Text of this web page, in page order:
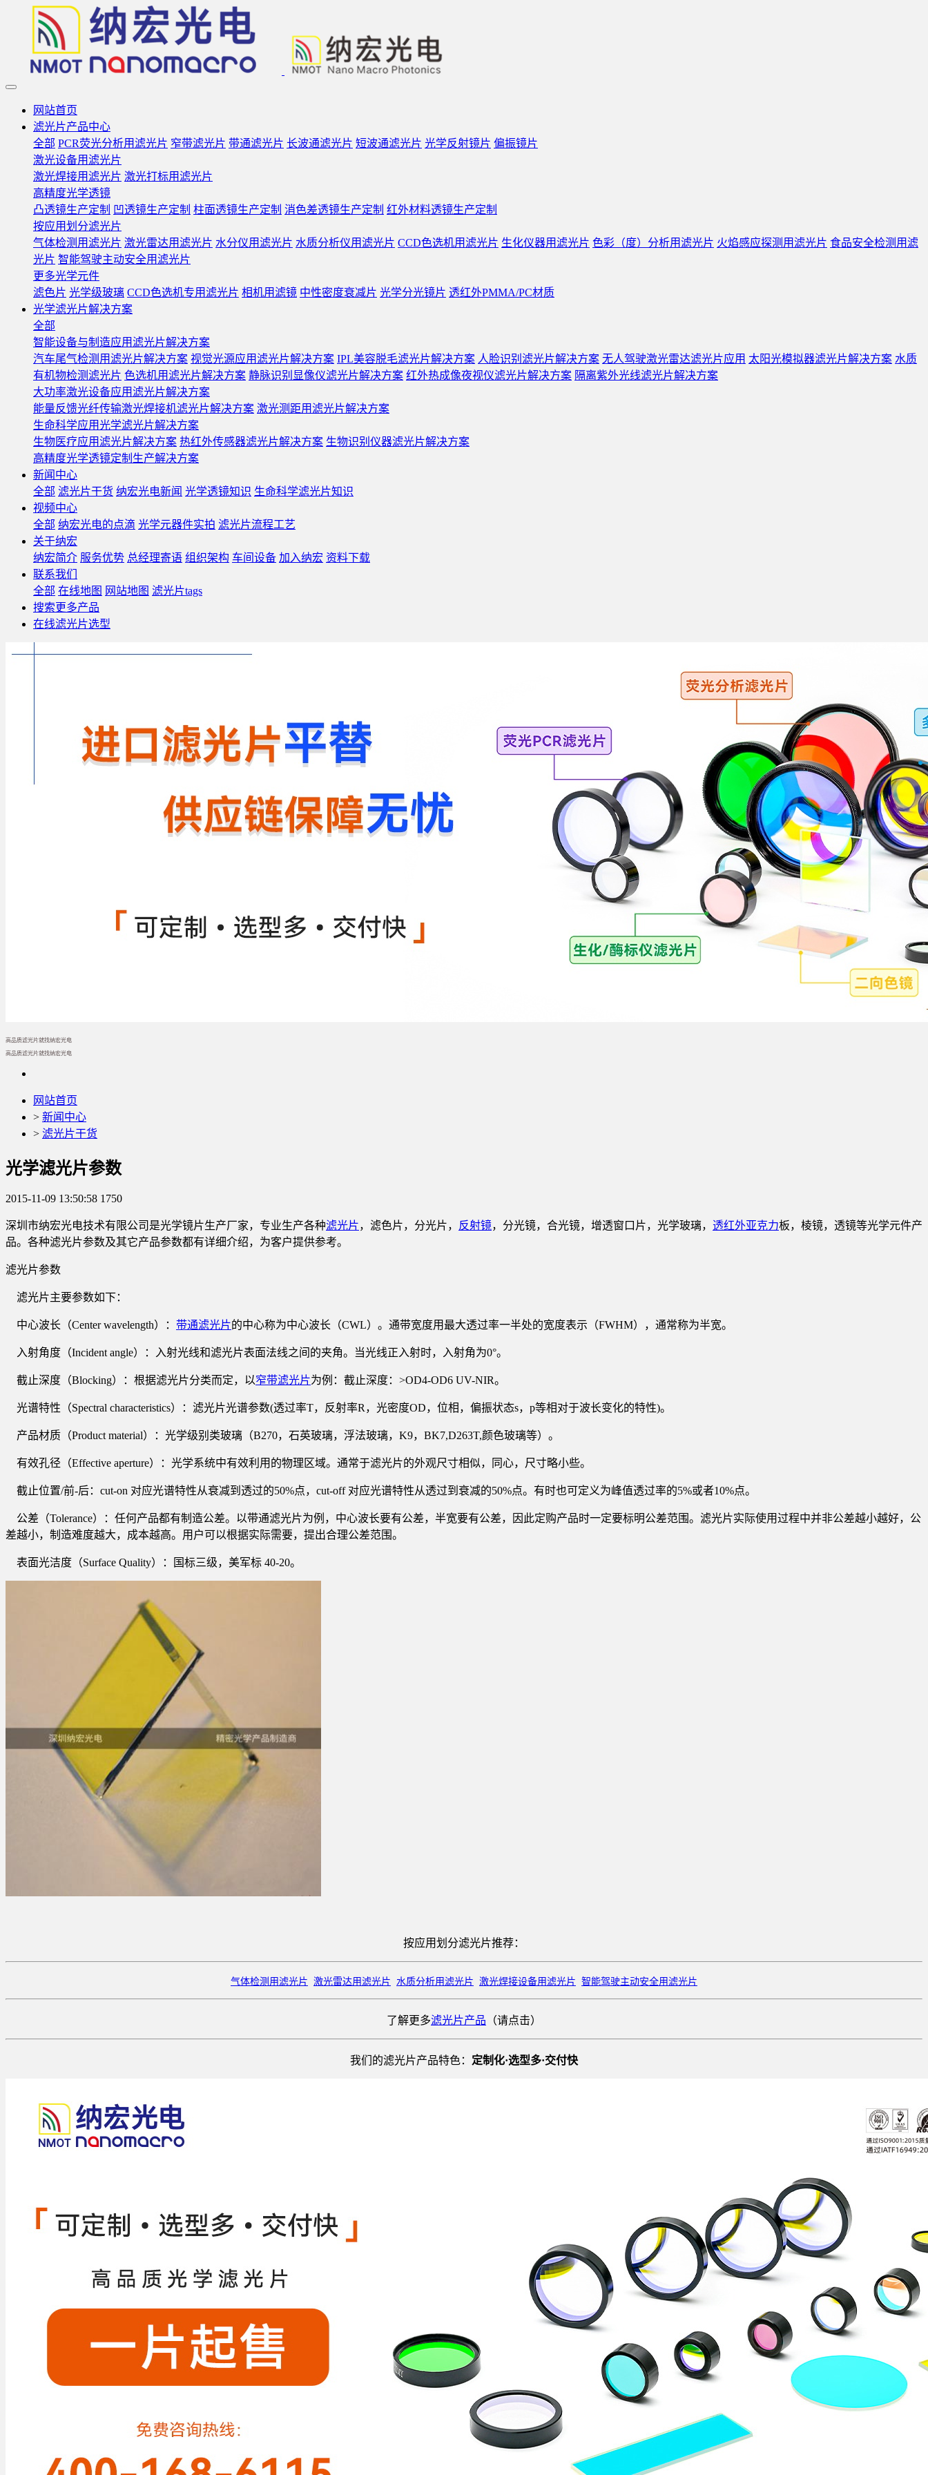
网站首页
滤光片产品中心
全部 PCR荧光分析用滤光片 窄带滤光片 带通滤光片 长波通滤光片 短波通滤光片 光学反射镜片 偏振镜片
激光设备用滤光片
激光焊接用滤光片 激光打标用滤光片
高精度光学透镜
凸透镜生产定制 凹透镜生产定制 柱面透镜生产定制 消色差透镜生产定制 红外材料透镜生产定制
按应用划分滤光片
气体检测用滤光片 激光雷达用滤光片 水分仪用滤光片 水质分析仪用滤光片 CCD色选机用滤光片 生化仪器用滤光片 色彩（度）分析用滤光片 火焰感应探测用滤光片 食品安全检测用滤
光片 智能驾驶主动安全用滤光片
更多光学元件
滤色片 光学级玻璃 CCD色选机专用滤光片 相机用滤镜 中性密度衰减片 光学分光镜片 透红外PMMA/PC材质
光学滤光片解决方案
全部
智能设备与制造应用滤光片解决方案
汽车尾气检测用滤光片解决方案 视觉光源应用滤光片解决方案 IPL美容脱毛滤光片解决方案 人脸识别滤光片解决方案 无人驾驶激光雷达滤光片应用 太阳光模拟器滤光片解决方案 水质
有机物检测滤光片 色选机用滤光片解决方案 静脉识别显像仪滤光片解决方案 红外热成像夜视仪滤光片解决方案 隔离紫外光线滤光片解决方案
大功率激光设备应用滤光片解决方案
能量反馈光纤传输激光焊接机滤光片解决方案 激光测距用滤光片解决方案
生命科学应用光学滤光片解决方案
生物医疗应用滤光片解决方案 热红外传感器滤光片解决方案 生物识别仪器滤光片解决方案
高精度光学透镜定制生产解决方案
新闻中心
全部 滤光片干货 纳宏光电新闻 光学透镜知识 生命科学滤光片知识
视频中心
全部 纳宏光电的点滴 光学元器件实拍 滤光片流程工艺
关于纳宏
纳宏简介 服务优势 总经理寄语 组织架构 车间设备 加入纳宏 资料下载
联系我们
全部 在线地图 网站地图 滤光片tags
搜索更多产品
在线滤光片选型
高品质滤光片就找纳宏光电
高品质滤光片就找纳宏光电
网站首页
> 新闻中心
> 滤光片干货
光学滤光片参数
2015-11-09 13:50:58 1750
深圳市纳宏光电技术有限公司是光学镜片生产厂家，专业生产各种滤光片，滤色片，分光片， 反射镜，分光镜，合光镜，增透窗口片，光学玻璃， 透红外亚克力板，棱镜，透镜等光学元件产
品。各种滤光片参数及其它产品参数都有详细介绍，为客户提供参考。
滤光片参数
滤光片主要参数如下：
中心波长（Center wavelength）： 带通滤光片的中心称为中心波长（CWL）。通带宽度用最大透过率一半处的宽度表示（FWHM），通常称为半宽。
入射角度（Incident angle）：入射光线和滤光片表面法线之间的夹角。当光线正入射时，入射角为0°。
截止深度（Blocking）：根据滤光片分类而定，以窄带滤光片为例：截止深度：>OD4-OD6 UV-NIR。
光谱特性（Spectral characteristics）：滤光片光谱参数(透过率T，反射率R，光密度OD，位相，偏振状态s，p等相对于波长变化的特性)。
产品材质（Product material）：光学级别类玻璃（B270，石英玻璃，浮法玻璃，K9，BK7,D263T,颜色玻璃等）。
有效孔径（Effective aperture）：光学系统中有效利用的物理区域。通常于滤光片的外观尺寸相似，同心，尺寸略小些。
截止位置/前-后：cut-on 对应光谱特性从衰减到透过的50%点，cut-off 对应光谱特性从透过到衰减的50%点。有时也可定义为峰值透过率的5%或者10%点。
公差（Tolerance）：任何产品都有制造公差。以带通滤光片为例，中心波长要有公差，半宽要有公差，因此定购产品时一定要标明公差范围。滤光片实际使用过程中并非公差越小越好，公
差越小，制造难度越大，成本越高。用户可以根据实际需要，提出合理公差范围。
表面光洁度（Surface Quality）：国标三级，美军标 40-20。
按应用划分滤光片推荐：
气体检测用滤光片 激光雷达用滤光片 水质分析用滤光片 激光焊接设备用滤光片 智能驾驶主动安全用滤光片
了解更多滤光片产品 （请点击）
我们的滤光片产品特色： 定制化·选型多·交付快